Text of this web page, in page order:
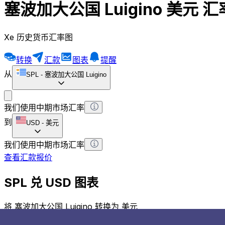
塞波加大公国 Luigino 美元 汇
Xe 历史货币汇率图
转换 汇款 图表
提醒
从
SPL - 塞波加大公国 Luigino
我们使用中期市场汇率
到
USD - 美元
我们使用中期市场汇率
查看汇款报价
SPL 兑 USD 图表
将 塞波加大公国 Luigino 转换为 美元